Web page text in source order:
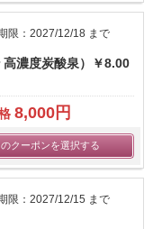
限：2027/12/18 まで
濃度炭酸泉）￥8.00
8,000円
のクーポンを選択する
限：2027/12/15 まで